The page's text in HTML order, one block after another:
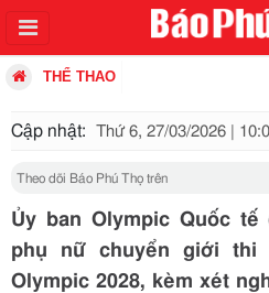
THỂ THAO
Cập nhật: Thứ 6, 27/03/2026 |
Theo dõi Báo Phú Thọ trên
Ủy ban Olympic Quốc tế
phụ nữ chuyển giới
Olympic 2028, kèm xét